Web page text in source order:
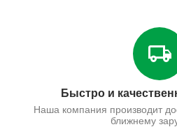
Быстро и
Наша компания производит
ближнему